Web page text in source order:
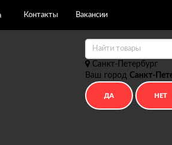
Контакты Вакансии
Санкт-Петербург
Ваш город Санкт-